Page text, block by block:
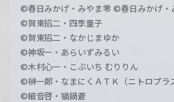
©春日みかげ・みやま零 ©春日みかげ・
©賀東招二・四季童子
©賀東招二・なかじまゆか
©神坂一・あらいずみるい
©木村心一・こぶいち むりりん
©榊一郎・なまにくＡＴＫ（ニトロプラ
©細音啓・猫鍋蒼